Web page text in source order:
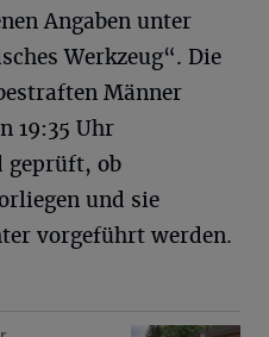
Angaben unter
Werkzeug“. Die
Männer
19:35 Uhr
geprüft, ob
und sie
vorgeführt werden.